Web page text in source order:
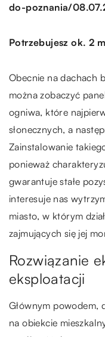
do-poznania/
Potrzebujesz ok. 2
Obecnie na dachach
można zobaczyć
ogniwa, które
słonecznych, a
Zainstalowanie
ponieważ
gwarantuje stałe
interesuje nas
miasto, w którym
zajmujących się jej
Rozwiązanie
eksploatacji
Głównym powodem,
na obiekcie